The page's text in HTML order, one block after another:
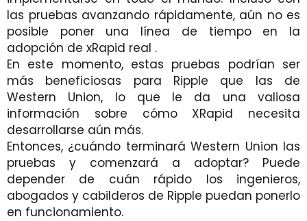
las pruebas avanzando rápidamente, aún no es
posible poner una línea de tiempo en la
adopción de xRapid real .
En este momento, estas pruebas podrían ser
más beneficiosas para Ripple que las de
Western Union, lo que le da una valiosa
información sobre cómo XRapid necesita
desarrollarse aún más.
Entonces, ¿cuándo terminará Western Union las
pruebas y comenzará a adoptar? Puede
depender de cuán rápido los ingenieros,
abogados y cabilderos de Ripple puedan ponerlo
en funcionamiento.